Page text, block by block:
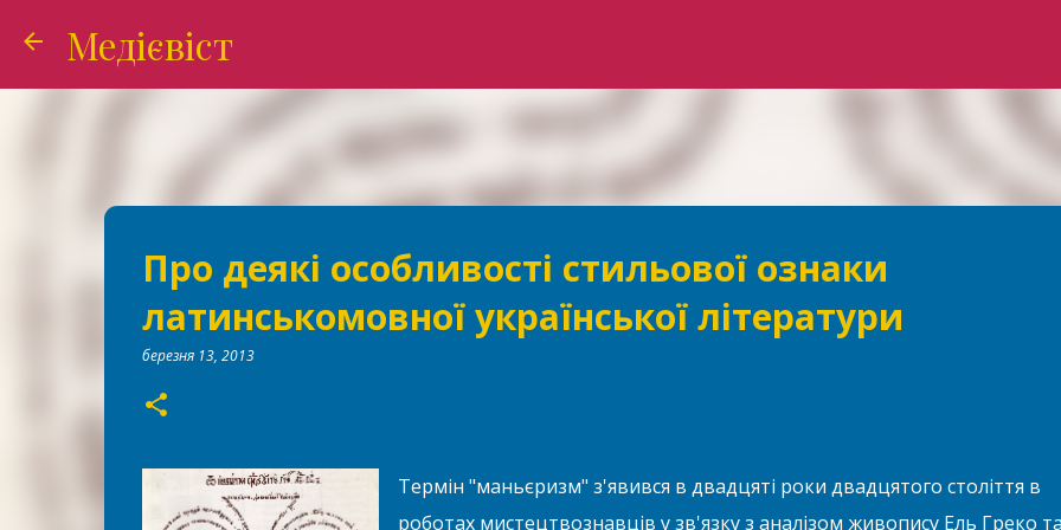
Медієвіст
Про деякі особливості стильової ознаки
латинськомовної української літератури
березня 13, 2013
Термін "маньєризм" з'явився в двадцяті роки двадцятого століття в
роботах мистецтвознавців у зв'язку з аналізом живопису Ель Греко